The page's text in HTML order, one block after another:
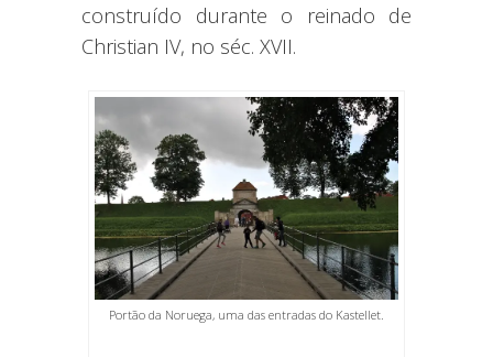
construído durante o reinado de
Christian IV, no séc. XVII.
Portão da Noruega, uma das entradas do Kastellet.